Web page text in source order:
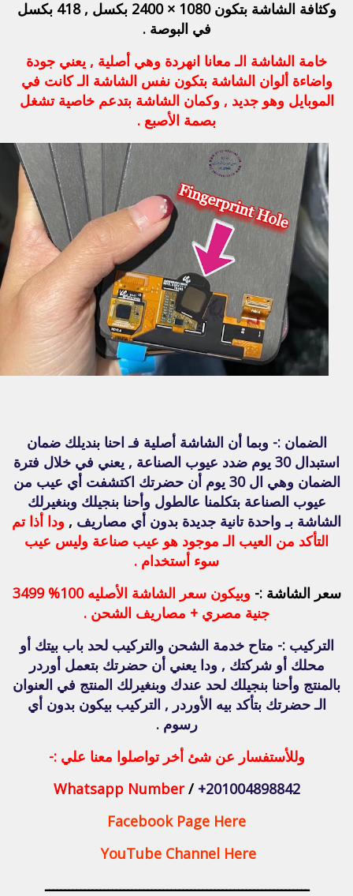
وكثافة الشاشة بتكون 1080 × 2400 بكسل , 418 بكسل
في البوصة .
خامة الشاشة الـ معانا انهردة وهي أصلية , يعني جودة
واضاءة ألوان الشاشة بتكون نفس الشاشة الـ كانت في
الموبايل وهو جديد , وكمان الشاشة بتدعم خاصية تشغل
بصمة الأصبع .
الضمان :- وبما أن الشاشة أصلية فـ احنا بنديلك ضمان
استبدال 30 يوم ضدد عيوب الصناعة , يعني في خلال فترة
الضمان وهي ال 30 يوم أن حضرتك اكتشفت أي عيب من
عيوب الصناعة بتكلمنا عالطول وأحنا بنجيلك وبنغيرلك
الشاشة بـ واحدة تانية جديدة بدون أي مصاريف , ودا أذا تم
التأكد من العيب الـ موجود هو عيب صناعة وليس عيب
سوء أستخدام .
سعر الشاشة :-
وبيكون سعر الشاشة الأصليه 100% 3499
جنية مصري + مصاريف الشحن .
التركيب :- متاح خدمة الشحن والتركيب لحد باب بيتك أو
محلك أو شركتك , ودا يعني أن حضرتك بتعمل أوردر
بالمنتج وأحنا بنجيلك لحد عندك وبنغيرلك المنتج في العنوان
الـ حضرتك بتأكد بيه الأوردر , التركيب بيكون بدون أي
رسوم .
وللأستفسار عن شئ أخر تواصلوا معنا علي :-
Whatsapp Number/ +201004898842
Facebook Page Here
YouTube Channel Here
ـــــــــــــــــــــــــــــــــــــــــــــــــــــــــــــــــــ